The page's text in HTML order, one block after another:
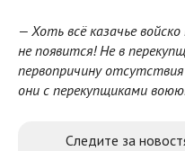
— Хоть всё казачье
не появится! Не в
первопричину
они с перекупщиками
Следите за